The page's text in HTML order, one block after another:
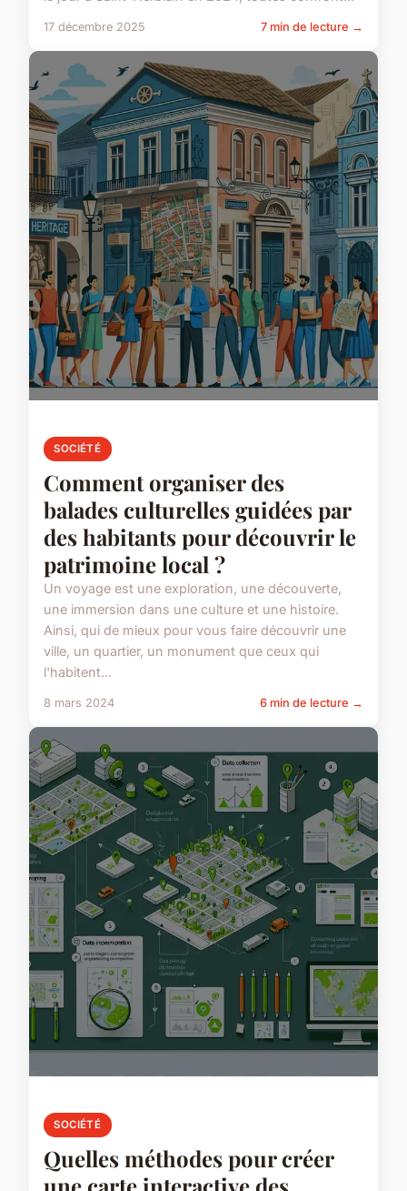
17 décembre 2025 7 min de lecture →
SOCIÉTÉ
Comment organiser des
balades culturelles guidées par
des habitants pour découvrir le
patrimoine local ?
Un voyage est une exploration, une découverte,
une immersion dans une culture et une histoire.
Ainsi, qui de mieux pour vous faire découvrir une
ville, un quartier, un monument que ceux qui
l'habitent...
8 mars 2024 6 min de lecture →
SOCIÉTÉ
Quelles méthodes pour créer